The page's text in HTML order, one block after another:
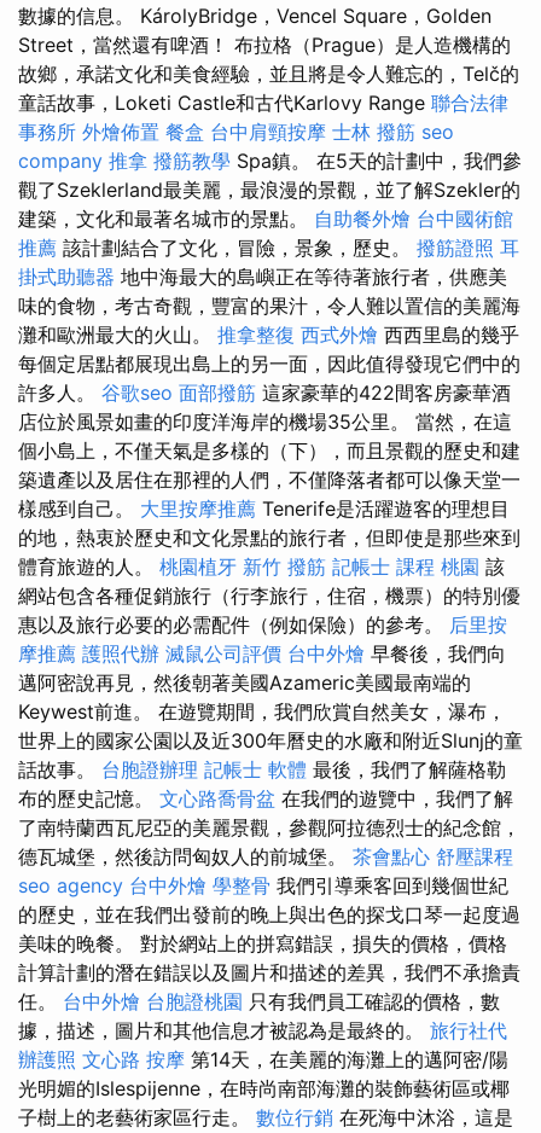
數據的信息。 KárolyBridge，Vencel Square，Golden
Street，當然還有啤酒！ 布拉格（Prague）是人造機構的
故鄉，承諾文化和美食經驗，並且將是令人難忘的，Telč的
童話故事，Loketi Castle和古代Karlovy Range 聯合法律
事務所 外燴佈置 餐盒 台中肩頸按摩 士林 撥筋 seo
company 推拿 撥筋教學 Spa鎮。 在5天的計劃中，我們參
觀了Szeklerland最美麗，最浪漫的景觀，並了解Szekler的
建築，文化和最著名城市的景點。 自助餐外燴 台中國術館
推薦 該計劃結合了文化，冒險，景象，歷史。 撥筋證照 耳
掛式助聽器 地中海最大的島嶼正在等待著旅行者，供應美
味的食物，考古奇觀，豐富的果汁，令人難以置信的美麗海
灘和歐洲最大的火山。 推拿整復 西式外燴 西西里島的幾乎
每個定居點都展現出島上的另一面，因此值得發現它們中的
許多人。 谷歌seo 面部撥筋 這家豪華的422間客房豪華酒
店位於風景如畫的印度洋海岸的機場35公里。 當然，在這
個小島上，不僅天氣是多樣的（下），而且景觀的歷史和建
築遺產以及居住在那裡的人們，不僅降落者都可以像天堂一
樣感到自己。 大里按摩推薦 Tenerife是活躍遊客的理想目
的地，熱衷於歷史和文化景點的旅行者，但即使是那些來到
體育旅遊的人。 桃園植牙 新竹 撥筋 記帳士 課程 桃園 該
網站包含各種促銷旅行（行李旅行，住宿，機票）的特別優
惠以及旅行必要的必需配件（例如保險）的參考。 后里按
摩推薦 護照代辦 滅鼠公司評價 台中外燴 早餐後，我們向
邁阿密說再見，然後朝著美國Azameric美國最南端的
Keywest前進。 在遊覽期間，我們欣賞自然美女，瀑布，
世界上的國家公園以及近300年曆史的水廠和附近Slunj的童
話故事。 台胞證辦理 記帳士 軟體 最後，我們了解薩格勒
布的歷史記憶。 文心路喬骨盆 在我們的遊覽中，我們了解
了南特蘭西瓦尼亞的美麗景觀，參觀阿拉德烈士的紀念館，
德瓦城堡，然後訪問匈奴人的前城堡。 茶會點心 舒壓課程
seo agency 台中外燴 學整骨 我們引導乘客回到幾個世紀
的歷史，並在我們出發前的晚上與出色的探戈口琴一起度過
美味的晚餐。 對於網站上的拼寫錯誤，損失的價格，價格
計算計劃的潛在錯誤以及圖片和描述的差異，我們不承擔責
任。 台中外燴 台胞證桃園 只有我們員工確認的價格，數
據，描述，圖片和其他信息才被認為是最終的。 旅行社代
辦護照 文心路 按摩 第14天，在美麗的海灘上的邁阿密/陽
光明媚的Islespijenne，在時尚南部海灘的裝飾藝術區或椰
子樹上的老藝術家區行走。 數位行銷 在死海中沐浴，這是